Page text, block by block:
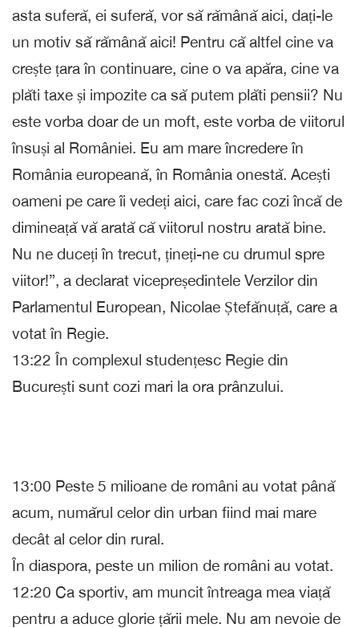
asta suferă, ei suferă, vor să rămână aici, dați-le
un motiv să rămână aici! Pentru că altfel cine va
crește țara în continuare, cine o va apăra, cine va
plăti taxe și impozite ca să putem plăti pensii? Nu
este vorba doar de un moft, este vorba de viitorul
însuși al României. Eu am mare încredere în
România europeană, în România onestă. Acești
oameni pe care îi vedeți aici, care fac cozi încă de
dimineață vă arată că viitorul nostru arată bine.
Nu ne duceți în trecut, țineți-ne cu drumul spre
viitor!”, a declarat vicepreședintele Verzilor din
Parlamentul European, Nicolae Ștefănuță, care a
votat în Regie.
13:22 În complexul studențesc Regie din
București sunt cozi mari la ora prânzului.
13:00 Peste 5 milioane de români au votat până
acum, numărul celor din urban fiind mai mare
decât al celor din rural.
În diaspora, peste un milion de români au votat.
12:20 Ca sportiv, am muncit întreaga mea viață
pentru a aduce glorie țării mele. Nu am nevoie de